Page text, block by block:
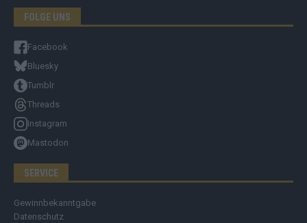
FOLGE UNS
Facebook
Bluesky
Tumblr
Threads
Instagram
Mastodon
SERVICE
Gewinnbekanntgabe
Datenschutz